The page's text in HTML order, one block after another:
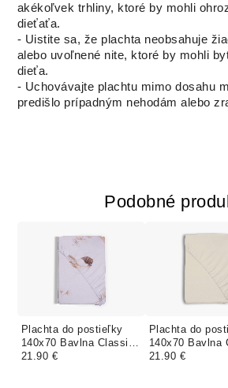
akékoľvek trhliny, ktoré by mohli
dieťaťa.
- Uistite sa, že plachta neobsahuje
alebo uvoľnené nite, ktoré by mohli
dieťa.
- Uchovávajte plachtu mimo dosahu
predišlo prípadným nehodám alebo
Podobné
Plachta do postieľky
140x70 Bavlna Classic
- SÝKORKY
21.90 €
Plachta do
140x70 Bavlna
- PIESKOVÁ
21.90 €